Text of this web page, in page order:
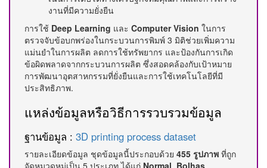
งานที่มีความยั่งยืน
การใช้ Deep Learning และ Computer Vision ในการ
ตรวจจับข้อบกพร่องในกระบวนการพิมพ์ 3 มิติช่วยเพิ่มความ
แม่นยำในการผลิต ลดการใช้ทรัพยากร และป้องกันการเกิด
ข้อผิดพลาดจากกระบวนการผลิต ซึ่งสอดคล้องกับเป้าหมาย
การพัฒนาอุตสาหกรรมที่ยั่งยืนและการใช้เทคโนโลยีที่มี
ประสิทธิภาพ.
แหล่งข้อมูลหรือวิธีการรวบรวมข้อมูล
ฐานข้อมูล : 3D printing process dataset
รายละเอียดข้อมูล ชุดข้อมูลนี้ประกอบด้วย 455 รูปภาพ ที่ถูก
จัดหมวดหมู่เป็น 5 ประเภท ได้แก่ Normal, Bolhas,